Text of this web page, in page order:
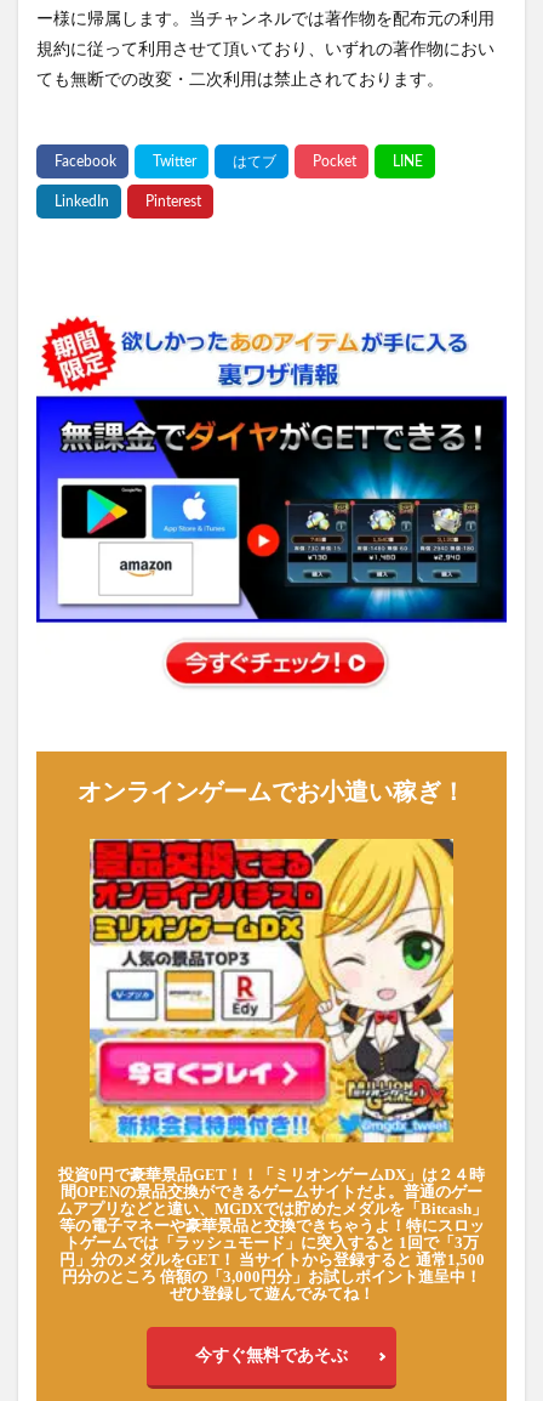
ー様に帰属します。当チャンネルでは著作物を配布元の利用
規約に従って利用させて頂いており、いずれの著作物におい
ても無断での改変・二次利用は禁止されております。
オンラインゲームでお小遣い稼ぎ！
投資0円で豪華景品GET！！「ミリオンゲームDX」は２４時
間OPENの景品交換ができるゲームサイトだよ。普通のゲー
ムアプリなどと違い、MGDXでは貯めたメダルを「Bitcash」
等の電子マネーや豪華景品と交換できちゃうよ！特にスロッ
トゲームでは「ラッシュモード」に突入すると 1回で「3万
円」分のメダルをGET！ 当サイトから登録すると 通常1,500
円分のところ 倍額の「3,000円分」お試しポイント進呈中！
ぜひ登録して遊んでみてね！
今すぐ無料であそぶ